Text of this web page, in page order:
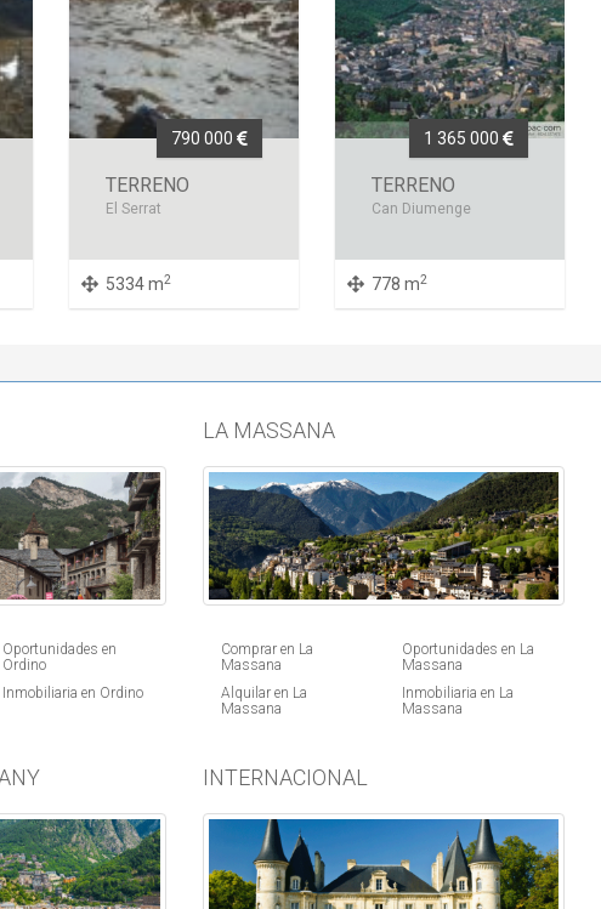
790 000
TERRENO
El Serrat
5334 m2
1 365 000
TERRENO
Can Diumenge
778 m2
Oportunidades en
Ordino
Inmobiliaria en Ordino
LA MASSANA
Comprar en La
Massana
Alquilar en La
Massana
Oportunidades en La
Massana
Inmobiliaria en La
Massana
INTERNACIONAL